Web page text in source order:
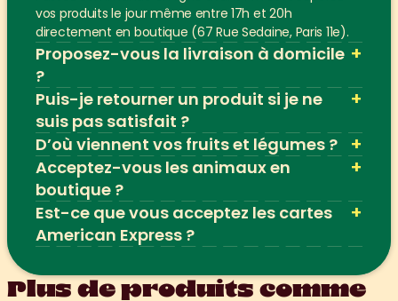
vos produits le jour même entre 17h et 20h
directement en boutique (67 Rue Sedaine, Paris 11e).
Proposez-vous la livraison à domicile
?
+
Puis-je retourner un produit si je ne
suis pas satisfait ?
+
D’où viennent vos fruits et légumes ? +
Acceptez-vous les animaux en
boutique ?
+
Est-ce que vous acceptez les cartes
American Express ?
+
Plus de produits comme